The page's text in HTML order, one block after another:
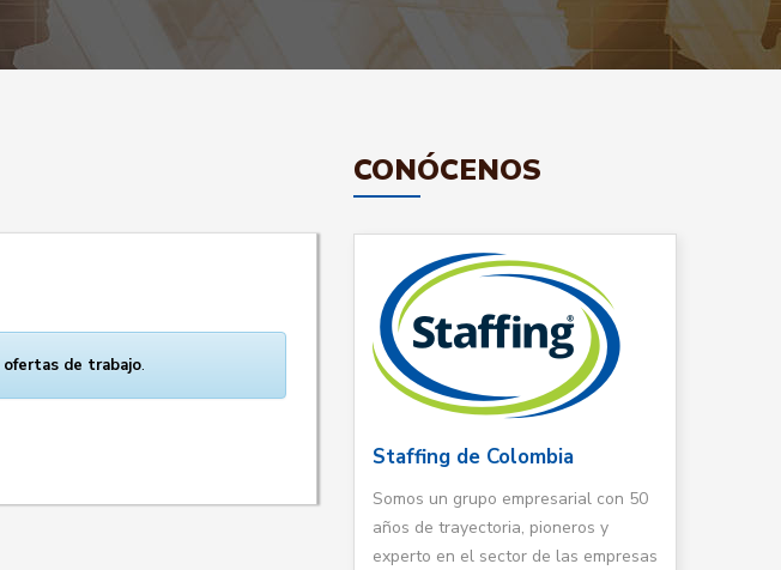
ofertas de trabajo.
CONÓCENOS
Staffing de Colombia
Somos un grupo empresarial con 50
años de trayectoria, pioneros y
experto en el sector de las empresas